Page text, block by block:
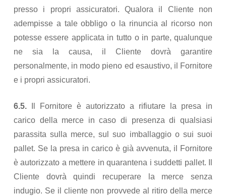
presso i propri assicuratori. Qualora il Cliente non
adempisse a tale obbligo o la rinuncia al ricorso non
potesse essere applicata in tutto o in parte, qualunque
ne sia la causa, il Cliente dovrà garantire
personalmente, in modo pieno ed esaustivo, il Fornitore
e i propri assicuratori.
6.5.Il Fornitore è autorizzato a rifiutare la presa in
carico della merce in caso di presenza di qualsiasi
parassita sulla merce, sul suo imballaggio o sui suoi
pallet. Se la presa in carico è già avvenuta, il Fornitore
è autorizzato a mettere in quarantena i suddetti pallet. Il
Cliente dovrà quindi recuperare la merce senza
indugio. Se il cliente non provvede al ritiro della merce